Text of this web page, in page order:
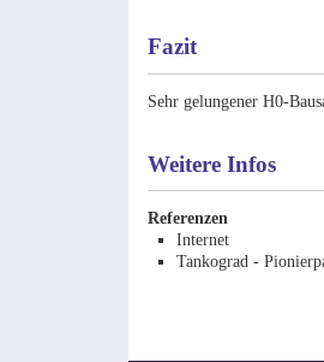
Fazit
Sehr gelungener H0-
Weitere Infos
Referenzen
Internet
Tankograd -